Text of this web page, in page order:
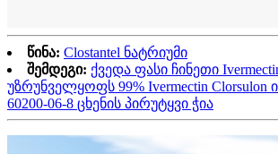
წინა: Clostantel ნატრიუმი
შემდეგი: ქვედა ფასი ჩინეთი
უზრუნველყოფს 99% Ivermectin Clorsulon
60200-06-8 ცხენის პირუტყვი ჭია